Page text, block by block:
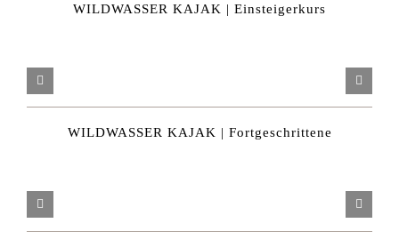
WILDWASSER KAJAK | Einsteigerkurs
WILDWASSER KAJAK | Fortgeschrittene